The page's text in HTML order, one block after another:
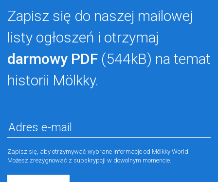
Zapisz się do naszej mailowej
listy ogłoszeń i otrzymaj
darmowy PDF (544kB) na temat
historii Mölkky.
Zapisz się, aby otrzymywać wybrane informacje od Mölkky World.
Możesz zrezygnować z subskrypcji w dowolnym momencie.